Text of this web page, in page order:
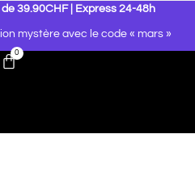
39.90CHF | Express 24-48h
mystère avec le code « mars »
0